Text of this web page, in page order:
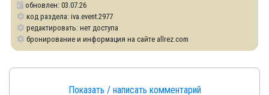
обновлен: 03.07.26
код раздела: iva.event.2977
редактировать: нет доступа
бронирование и информация на сайте allrez.com
Показать / написать комментарий